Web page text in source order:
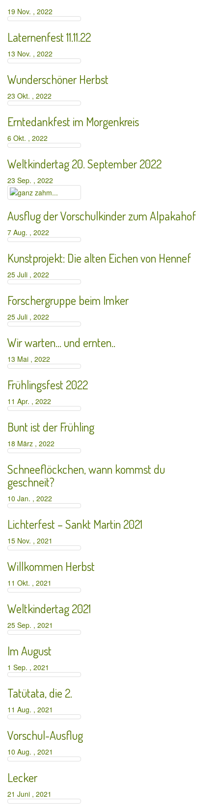
19 Nov. , 2022
Laternenfest 11.11.22
13 Nov. , 2022
Wunderschöner Herbst
23 Okt. , 2022
Erntedankfest im Morgenkreis
6 Okt. , 2022
Weltkindertag 20. September 2022
23 Sep. , 2022
Ausflug der Vorschulkinder zum Alpakahof
7 Aug. , 2022
Kunstprojekt: Die alten Eichen von Hennef
25 Juli , 2022
Forschergruppe beim Imker
25 Juli , 2022
Wir warten… und ernten..
13 Mai , 2022
Frühlingsfest 2022
11 Apr. , 2022
Bunt ist der Frühling
18 März , 2022
Schneeflöckchen, wann kommst du
geschneit?
10 Jan. , 2022
Lichterfest – Sankt Martin 2021
15 Nov. , 2021
Willkommen Herbst
11 Okt. , 2021
Weltkindertag 2021
25 Sep. , 2021
Im August
1 Sep. , 2021
Tatütata, die 2.
11 Aug. , 2021
Vorschul-Ausflug
10 Aug. , 2021
Lecker
21 Juni , 2021